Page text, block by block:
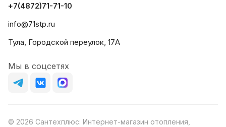
+7(4872)71-71-10
info@71stp.ru
Тула, Городской переулок, 17А
Мы в соцсетях
© 2026 Сантехплюс: Интернет-магазин отопления,